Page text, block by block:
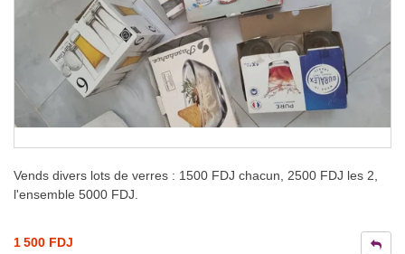
Vends divers lots de verres : 1500 FDJ chacun, 2500 FDJ les 2,
l'ensemble 5000 FDJ.
1 500 FDJ